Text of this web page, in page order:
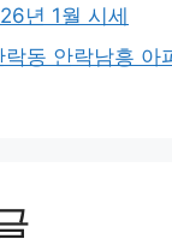
년 1월 시세
락동 안락남흥 아